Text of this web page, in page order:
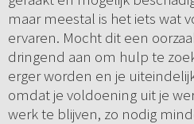
maar meestal is het iets wat
ervaren. Mocht dit een
dringend aan om hulp te
erger worden en je
omdat je voldoening uit je
werk te blijven, zo nodig